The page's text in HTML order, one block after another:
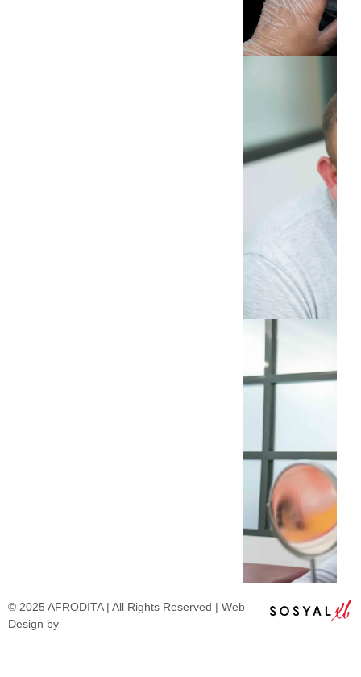
© 2025 AFRODITA | All Rights Reserved | Web
Design by